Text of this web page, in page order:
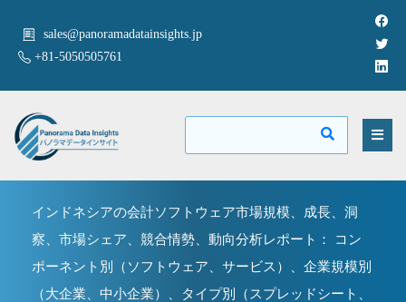
sales@panoramadatainsights.jp
+81-5050505761
インドネシアの会計ソフトウェア市場規模、成長、洞
察、市場シェア、競合情勢、動向分析レポート： コン
ポーネント別（ソフトウェア、サービス）、企業規模別
（大企業、中小企業）、タイプ別（スプレッドシート、